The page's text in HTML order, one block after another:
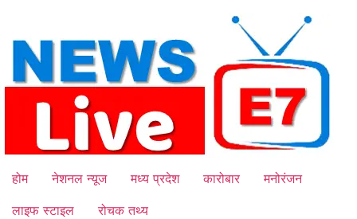
content
होम नेशनल न्यूज मध्य प्रदेश कारोबार
मनोरंजन
लाइफ स्टाइल
रोचक तथ्य